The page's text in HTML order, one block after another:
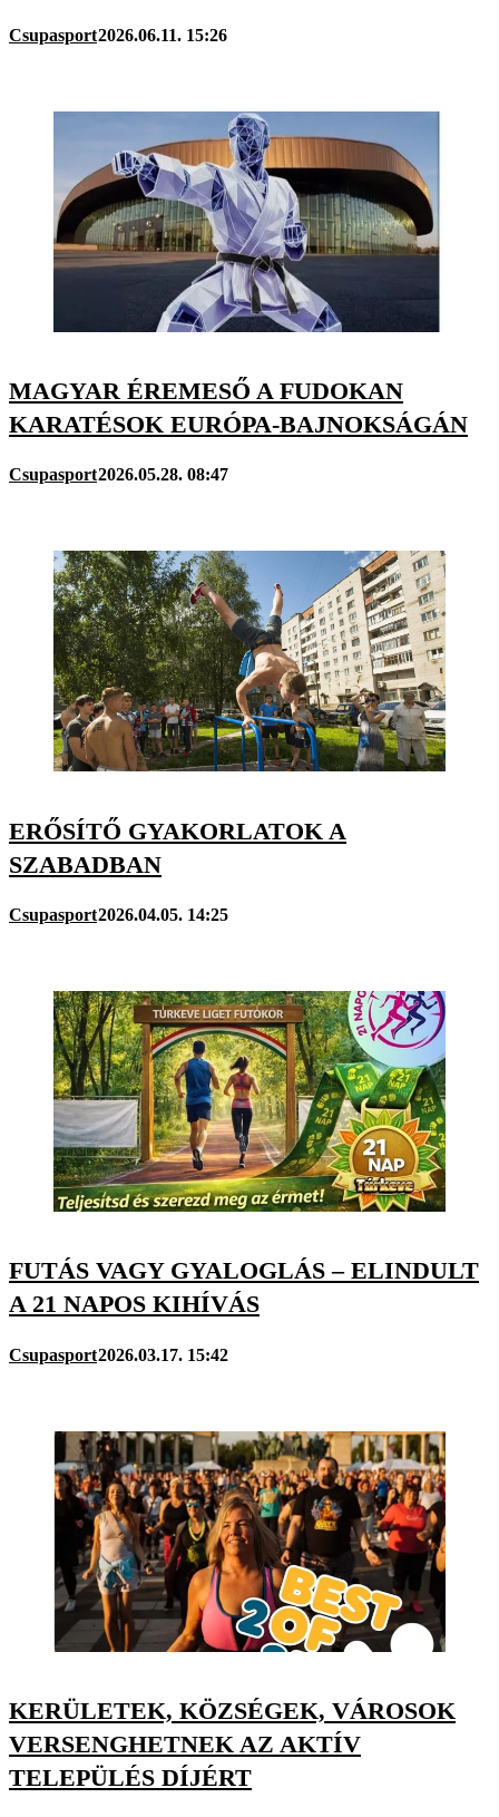
Csupasport2026.06.11. 15:26
MAGYAR ÉREMESŐ A FUDOKAN
KARATÉSOK EURÓPA-BAJNOKSÁGÁN
Csupasport2026.05.28. 08:47
ERŐSÍTŐ GYAKORLATOK A
SZABADBAN
Csupasport2026.04.05. 14:25
FUTÁS VAGY GYALOGLÁS – ELINDULT
A 21 NAPOS KIHÍVÁS
Csupasport2026.03.17. 15:42
KERÜLETEK, KÖZSÉGEK, VÁROSOK
VERSENGHETNEK AZ AKTÍV
TELEPÜLÉS DÍJÉRT